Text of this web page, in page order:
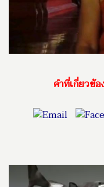
คำที่เกี่ยวข้อ